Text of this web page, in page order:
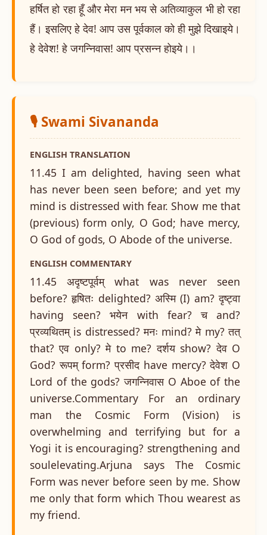
हर्षित हो रहा हूँ और मेरा मन भय से अतिव्याकुल भी हो रहा
हैं। इसलिए हे देव! आप उस पूर्वकाल को ही मुझे दिखाइये।
हे देवेश! हे जगन्निवास! आप प्रसन्न होइये।।
🎙️ Swami Sivananda
ENGLISH TRANSLATION
11.45 I am delighted, having seen what
has never been seen before; and yet my
mind is distressed with fear. Show me that
(previous) form only, O God; have mercy,
O God of gods, O Abode of the universe.
ENGLISH COMMENTARY
11.45 अदृष्टपूर्वम् what was never seen
before? हृषितः delighted? अस्मि (I) am? दृष्ट्वा
having seen? भयेन with fear? च and?
प्रव्यथितम् is distressed? मनः mind? मे my? तत्
that? एव only? मे to me? दर्शय show? देव O
God? रूपम् form? प्रसीद have mercy? देवेश O
Lord of the gods? जगन्निवास O Aboe of the
universe.Commentary For an ordinary
man the Cosmic Form (Vision) is
overwhelming and terrifying but for a
Yogi it is encouraging? strengthening and
soulelevating.Arjuna says The Cosmic
Form was never before seen by me. Show
me only that form which Thou wearest as
my friend.